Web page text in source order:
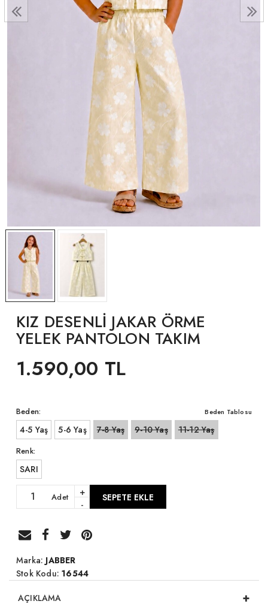
KIZ DESENLİ JAKAR ÖRME
YELEK PANTOLON TAKIM
1.590,00 TL
Beden: Beden Tablosu
4-5 Yaş 5-6 Yaş 7-8 Yaş 9-10 Yaş 11-12 Yaş
Renk:
SARI
Adet
+
-
SEPETE EKLE
Marka:JABBER
Stok Kodu:16544
AÇIKLAMA +